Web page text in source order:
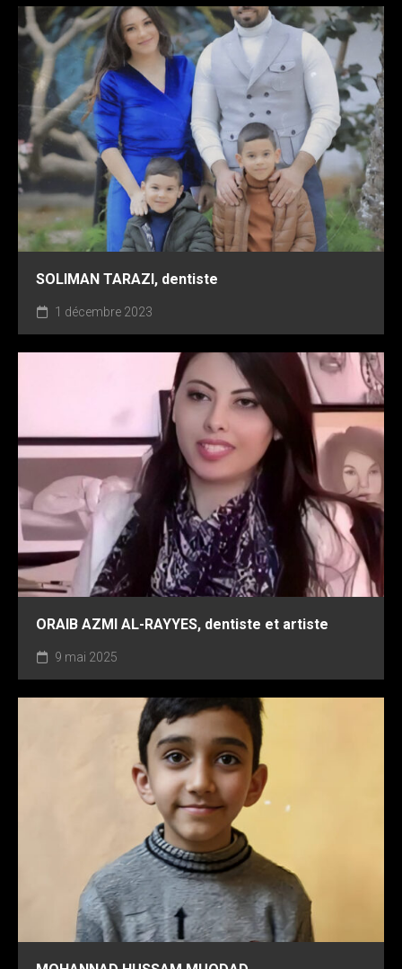
SOLIMAN TARAZI, dentiste
1 décembre 2023
ORAIB AZMI AL-RAYYES, dentiste et artiste
9 mai 2025